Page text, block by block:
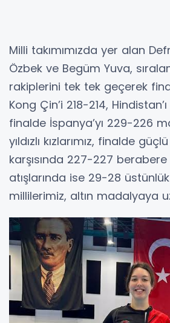
Milli takımımızda yer alan
Özbek ve Begüm Yuva,
rakiplerini tek tek geçerek
Kong Çin’i 218-214,
finalde İspanya’yı 229-226
yıldızlı kızlarımız, finalde
karşısında 227-227 berabere
atışlarında ise 29-28
millilerimiz, altın madalyaya